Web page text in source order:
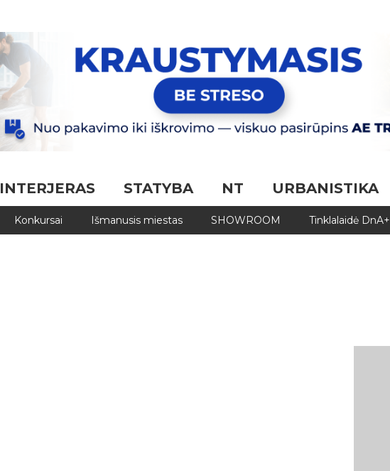
INTERJERAS STATYBA NT URBANISTIKA
Konkursai Išmanusis miestas SHOWROOM Tinklalaidė DnA+